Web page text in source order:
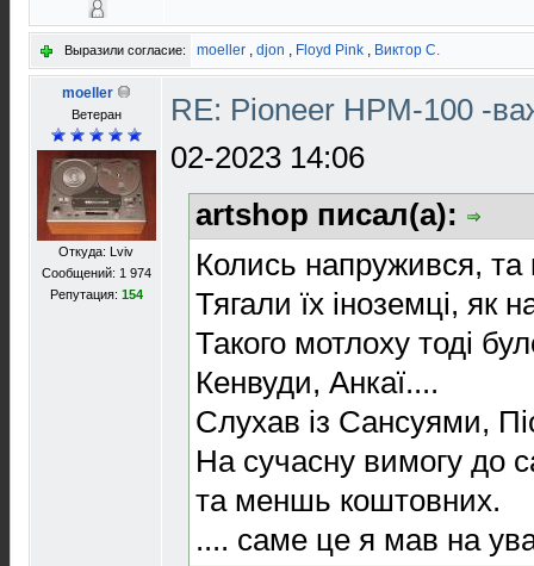
Выразили согласие: moeller , djon , Floyd Pink , Виктор С.
moeller
Ветеран
Откуда: Lviv
Сообщений: 1 974
Репутация: 154
RE: Pioneer HPM-100 -
02-2023 14:06
artshop писал(а):
Колись напружився, та
Тягали їх іноземці, як
Такого мотлоху тоді
Кенвуди, Анкаї....
Слухав із Сансуями,
На сучасну вимогу до
та меншь коштовних.
.... саме це я мав на